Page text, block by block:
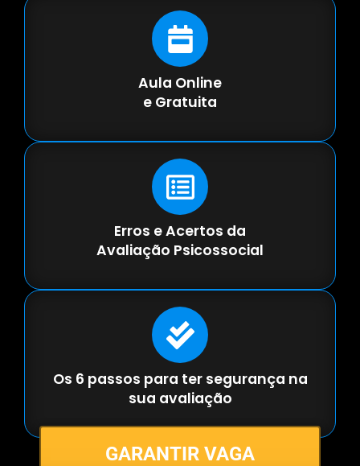
Aula Online
e Gratuita
Erros e Acertos da
Avaliação Psicossocial
Os 6 passos para ter segurança na
sua avaliação
GARANTIR VAGA